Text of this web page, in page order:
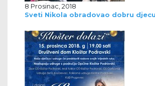
8 Prosinac, 2018
Sveti Nikola obradovao dobru djecu